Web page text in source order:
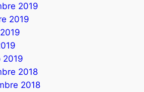
2019
2019
2019
2018
2018